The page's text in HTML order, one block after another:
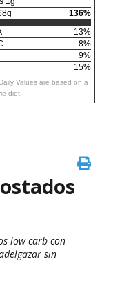
136%
13%
8%
9%
15%
Values are based on a
diet.
low-carb con
sin